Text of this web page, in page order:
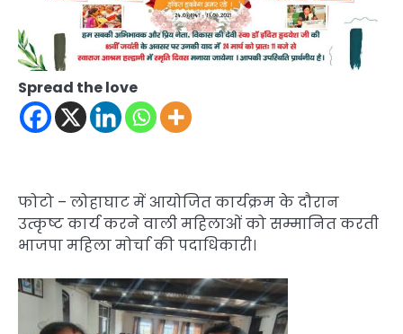
Spread the love
फोटो – लोहाघाट में आयोजित कार्यक्रम के दौरान
उत्कृष्ट कार्य करने वाली महिलाओं को सम्मानित करती
भाजपा महिला मोर्चा की पदाधिकारी।